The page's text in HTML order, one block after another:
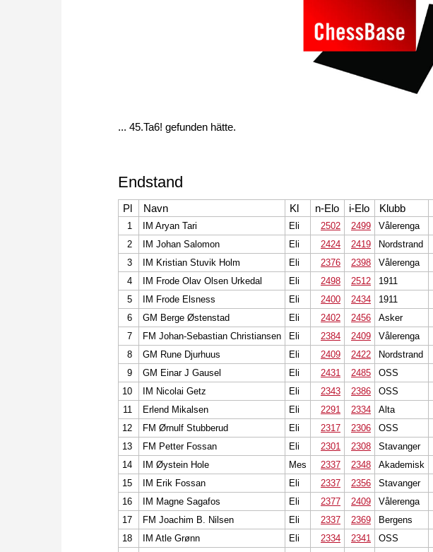
... 45.Ta6! gefunden hätte.
Endstand
Pl Navn Kl n-Elo i-Elo Klubb
1 IM Aryan Tari Eli 2502 2499 Vålerenga
2 IM Johan Salomon Eli 2424 2419 Nordstrand
3 IM Kristian Stuvik Holm Eli 2376 2398 Vålerenga
4 IM Frode Olav Olsen Urkedal Eli 2498 2512 1911
5 IM Frode Elsness Eli 2400 2434 1911
6 GM Berge Østenstad Eli 2402 2456 Asker
7 FM Johan-Sebastian Christiansen Eli 2384 2409 Vålerenga
8 GM Rune Djurhuus Eli 2409 2422 Nordstrand
9 GM Einar J Gausel Eli 2431 2485 OSS
10 IM Nicolai Getz Eli 2343 2386 OSS
11 Erlend Mikalsen Eli 2291 2334 Alta
12 FM Ørnulf Stubberud Eli 2317 2306 OSS
13 FM Petter Fossan Eli 2301 2308 Stavanger
14 IM Øystein Hole Mes 2337 2348 Akademisk
15 IM Erik Fossan Eli 2337 2356 Stavanger
16 IM Magne Sagafos Eli 2377 2409 Vålerenga
17 FM Joachim B. Nilsen Eli 2337 2369 Bergens
18 IM Atle Grønn Eli 2334 2341 OSS